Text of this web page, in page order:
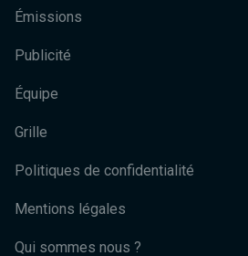
Émissions
Publicité
Équipe
Grille
Politiques de confidentialité
Mentions légales
Qui sommes nous ?